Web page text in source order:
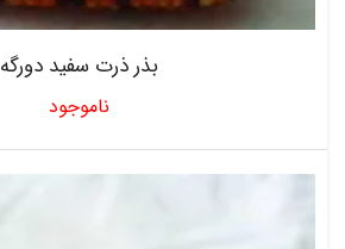
بذر ذرت سفید دورگه
ناموجود